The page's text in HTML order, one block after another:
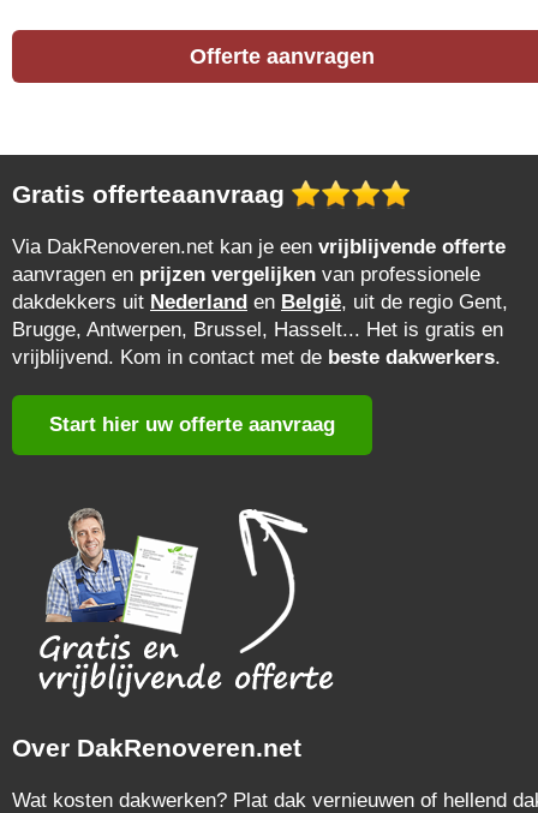
Offerte aanvragen
Gratis offerteaanvraag
Via DakRenoveren.net kan je een vrijblijvende offerte
aanvragen en prijzen vergelijken van professionele
dakdekkers uit Nederland en België, uit de regio Gent,
Brugge, Antwerpen, Brussel, Hasselt... Het is gratis en
vrijblijvend. Kom in contact met de beste dakwerkers.
Start hier uw offerte aanvraag
Over DakRenoveren.net
Wat kosten dakwerken? Plat dak vernieuwen of hellend